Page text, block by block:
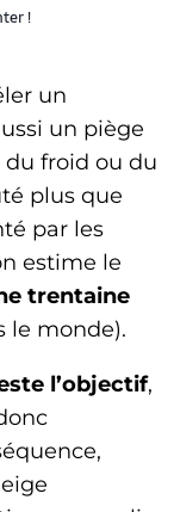
!
un
un piège
froid ou du
plus que
par les
estime le
trentaine
le monde).
l’objectif,